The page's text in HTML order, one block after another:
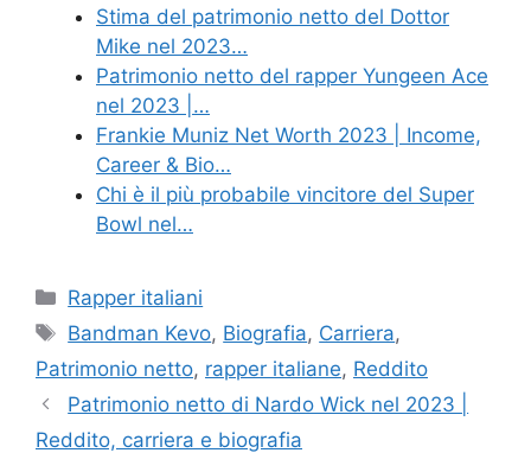
Stima del patrimonio netto del Dottor
Mike nel 2023…
Patrimonio netto del rapper Yungeen Ace
nel 2023 |…
Frankie Muniz Net Worth 2023 | Income,
Career & Bio…
Chi è il più probabile vincitore del Super
Bowl nel…
Categories
Rapper italiani
Tags
Bandman Kevo, Biografia, Carriera,
Patrimonio netto, rapper italiane, Reddito
Patrimonio netto di Nardo Wick nel 2023 |
Reddito, carriera e biografia